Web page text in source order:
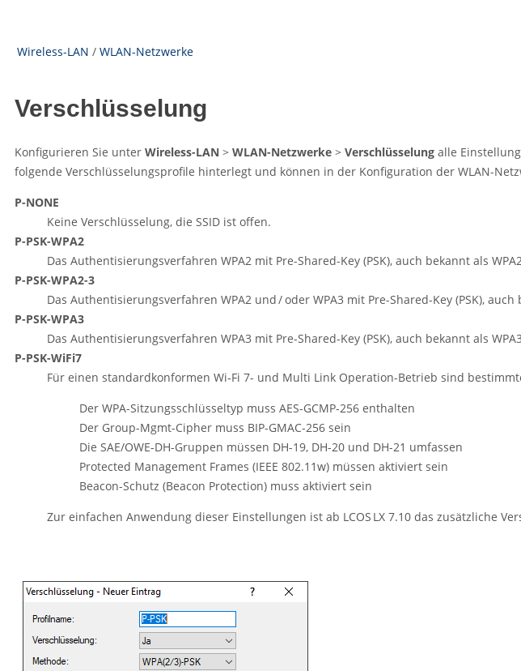
Wireless-LAN / WLAN-Netzwerke
Verschlüsselung
Konfigurieren Sie unter Wireless-LAN > WLAN-Netzwerke > Verschlüsselung alle
folgende Verschlüsselungsprofile hinterlegt und können in der Konfiguration der WLAN-
P-NONE
Keine Verschlüsselung, die SSID ist offen.
P-PSK-WPA2
Das Authentisierungsverfahren WPA2 mit Pre-Shared-Key (PSK), auch bekannt als
P-PSK-WPA2-3
Das Authentisierungsverfahren WPA2 und / oder WPA3 mit Pre-Shared-Key (PSK),
P-PSK-WPA3
Das Authentisierungsverfahren WPA3 mit Pre-Shared-Key (PSK), auch bekannt als
P-PSK-WiFi7
Für einen standardkonformen Wi‑Fi 7- und Multi Link Operation-Betrieb sind
Der WPA-Sitzungsschlüsseltyp muss AES-GCMP-256 enthalten
Der Group-Mgmt-Cipher muss BIP-GMAC-256 sein
Die SAE/OWE-DH-Gruppen müssen DH-19, DH-20 und DH-21 umfassen
Protected Management Frames (IEEE 802.11w) müssen aktiviert sein
Beacon-Schutz (Beacon Protection) muss aktiviert sein
Zur einfachen Anwendung dieser Einstellungen ist ab LCOS LX 7.10 das zusätzliche